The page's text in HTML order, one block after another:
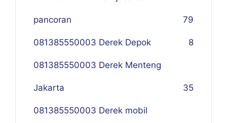
pancoran 79
081385550003 Derek Depok 8
081385550003 Derek Menteng
Jakarta 35
081385550003 Derek mobil